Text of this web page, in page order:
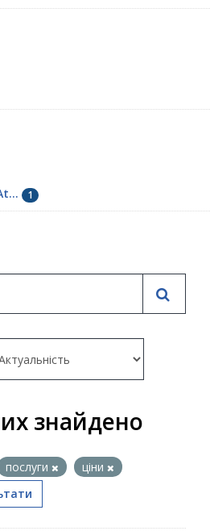
1
знайдено
послуги
ціни